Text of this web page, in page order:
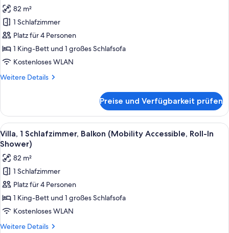
Accessible,
Tub)
für
Villa,
1
Schlafzimmer,
Balkon
Accessible)
82 m²
1 Schlafzimmer
Platz für 4 Personen
1 King-Bett und 1 großes Schlafsofa
Kostenloses WLAN
Weitere Details
Weitere
1
Schlafzimmer,
Balkon
(Hearing
Accessible)
Preise und Verfügbarkeit prüfen
Alle
Fotos
für
Villa,
Schlafzimmer,
Balkon
(Mobility
Accessible,
Eine moderne Küche mit einem
6
Villa, 1 Schlafzimmer, Balkon (Mobility Accessible, Roll-In
Shower)
82 m²
1 Schlafzimmer
Platz für 4 Personen
1 King-Bett und 1 großes Schlafsofa
Kostenloses WLAN
Weitere Details
Weitere